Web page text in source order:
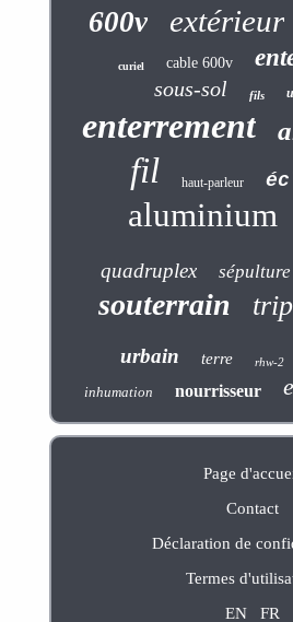
600v extérieur
curiel cable 600v
sous-sol fils
enterrement
fil haut-parleur
aluminium
quadruplex sépulture
souterrain
urbain terre rhw-2
inhumation nourrisseur
Page
Contact
Déclaration de
Termes
EN
FR